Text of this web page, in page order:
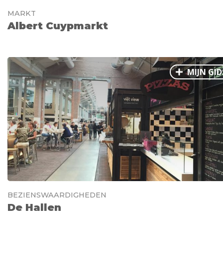
MARKT
Albert Cuypmarkt
MIJN
BEZIENSWAARDIGHEDEN
De Hallen